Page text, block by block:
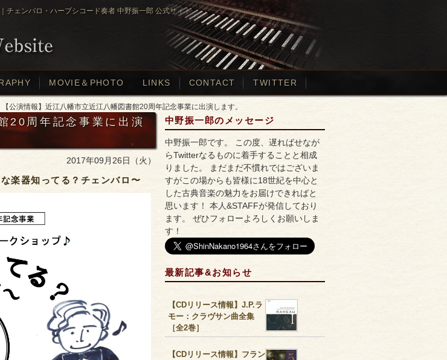
チェンバロ・ハープシコード奏者 中野振一郎 公式サイト
MOVIE＆PHOTO LINKS CONTACT TWITTER
【公演情報】近江八幡市立近江八幡図書館20周年記念事業に出演します。
20周年記念事業に出演
2017年09月26日（火）
楽器知ってる？チェンバロ〜
中野振一郎のメッセージ
中野振一郎です。 この度、遅ればせなが
らTwitterなるものに着手することと相成
りました。 まだまだ不慣れではございま
すがこの場からも皆様に18世紀を中心と
した古典音楽の魅力をお届けできればと
思います！ 本人&STAFFが発信しており
ます。 ぜひフォローよろしくお願いしま
す！
最新記事&お知らせ
【CDリリース情報】J.P.ラ
モー：クラヴサン曲全集
［全2巻］
【CDリリース情報】フラン